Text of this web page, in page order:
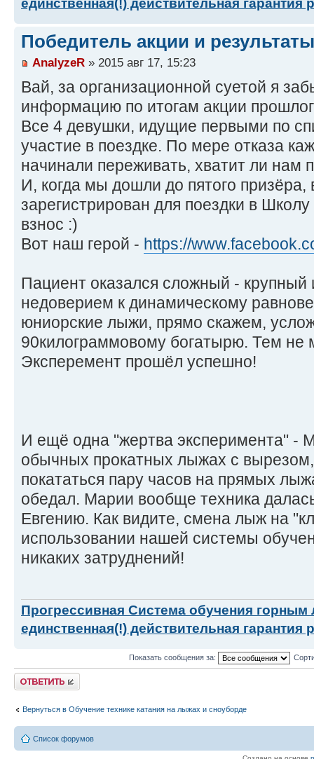
единственная(!) действительная гарантия
Победитель акции и
AnalyzeR » 2015 авг 17, 15:23
Вай, за организационной суетой я
информацию по итогам акции
Все 4 девушки, идущие первыми по
участие в поездке. По мере отказа
начинали переживать, хватит ли нам
И, когда мы дошли до пятого
зарегистрирован для поездки в
взнос :)
Вот наш герой - https://
Пациент оказался сложный - крупный
недоверием к динамическому
юниорские лыжи, прямо скажем,
90килограммовому богатырю. Тем не
Эксперемент прошёл успешно!
И ещё одна "жертва эксперимента" -
обычных прокатных лыжах с
покататься пару часов на прямых
обедал. Марии вообще техника
Евгению. Как видите, смена лыж на
использовании нашей системы
никаких затруднений!
Прогрессивная Система обучения
единственная(!) действительная гарантия
Показать сообщения за:
Ответить
Вернуться в Обучение технике катания на лыжах и сноуборде
Список форумов